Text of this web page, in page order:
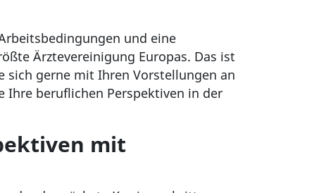
und eine
Ärztevereinigung Europas. Das ist
sich gerne mit Ihren Vorstellungen an
Ihre beruflichen Perspektiven in der
mit